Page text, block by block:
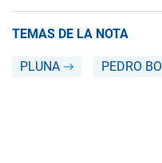
TEMAS DE LA NOTA
PLUNA PEDRO